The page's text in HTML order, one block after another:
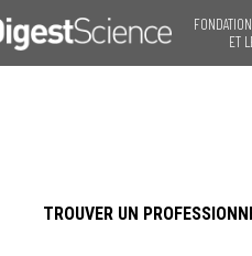
ET
TROUVER UN